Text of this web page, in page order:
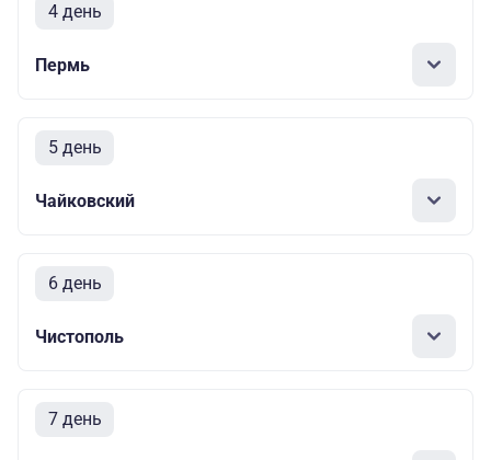
4 день
Пермь
5 день
Чайковский
6 день
Чистополь
7 день